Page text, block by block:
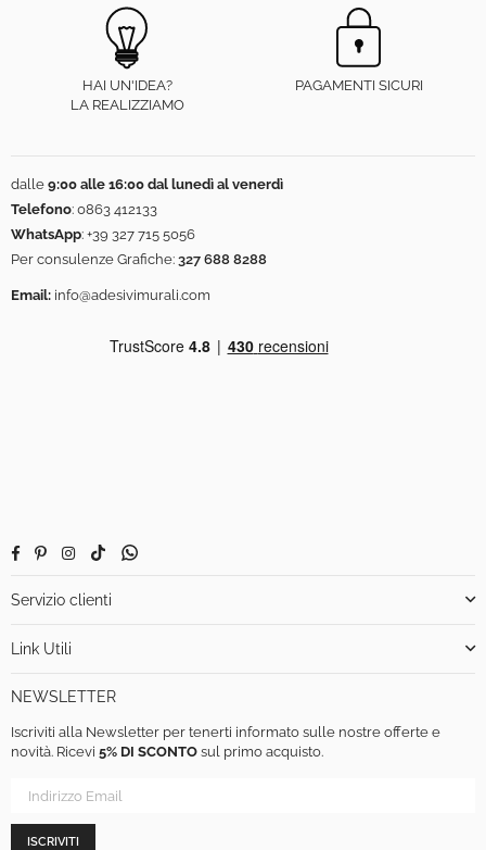
HAI UN'IDEA?
LA REALIZZIAMO
PAGAMENTI SICURI
dalle 9:00 alle 16:00 dal lunedì al venerdì
Telefono: 0863 412133
WhatsApp: +39 327 715 5056
Per consulenze Grafiche: 327 688 8288
Email: info@adesivimurali.com
FacebookPinterestInstagram
TikTokWhatsapp
Servizio clienti
Link Utili
NEWSLETTER
Iscriviti alla Newsletter per tenerti informato sulle nostre offerte e
novità. Ricevi 5% DI SCONTO sul primo acquisto.
ISCRIVITI